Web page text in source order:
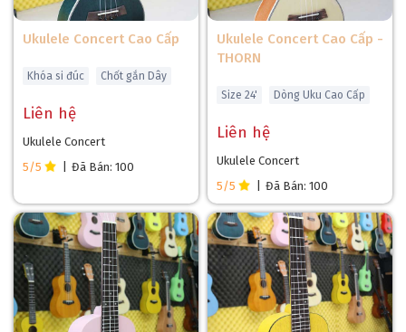
Ukulele Concert Cao Cấp
Khóa si đúc Chốt gắn Dây
Liên hệ
Ukulele Concert
5/5
Đã Bán: 100
Ukulele Concert Cao Cấp -
THORN
Size 24' Dòng Uku Cao Cấp
Liên hệ
Ukulele Concert
5/5
Đã Bán: 100